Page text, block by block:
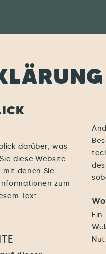
darüber, was
diese Website
mit denen Sie
zum
Text
Ein